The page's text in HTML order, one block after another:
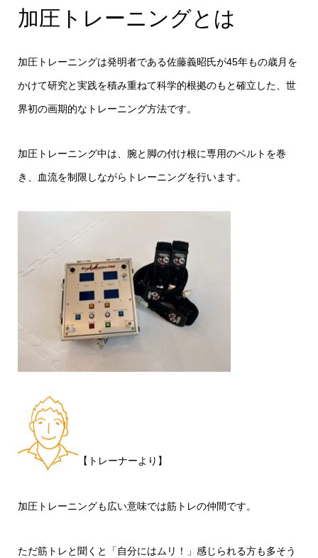
加圧トレーニングとは
加圧トレーニングは発明者である佐藤義昭氏が45年もの歳月を
かけて研究と実践を積み重ねて科学的根拠のもと確立した、世
界初の画期的なトレーニング方法です。
加圧トレーニング中は、腕と脚の付け根に専用のベルトを巻
き、血流を制限しながらトレーニングを行います。
【トレーナーより】
加圧トレーニングも広い意味では筋トレの仲間です。
ただ筋トレと聞くと「自分にはムリ！」感じられる方も多そう